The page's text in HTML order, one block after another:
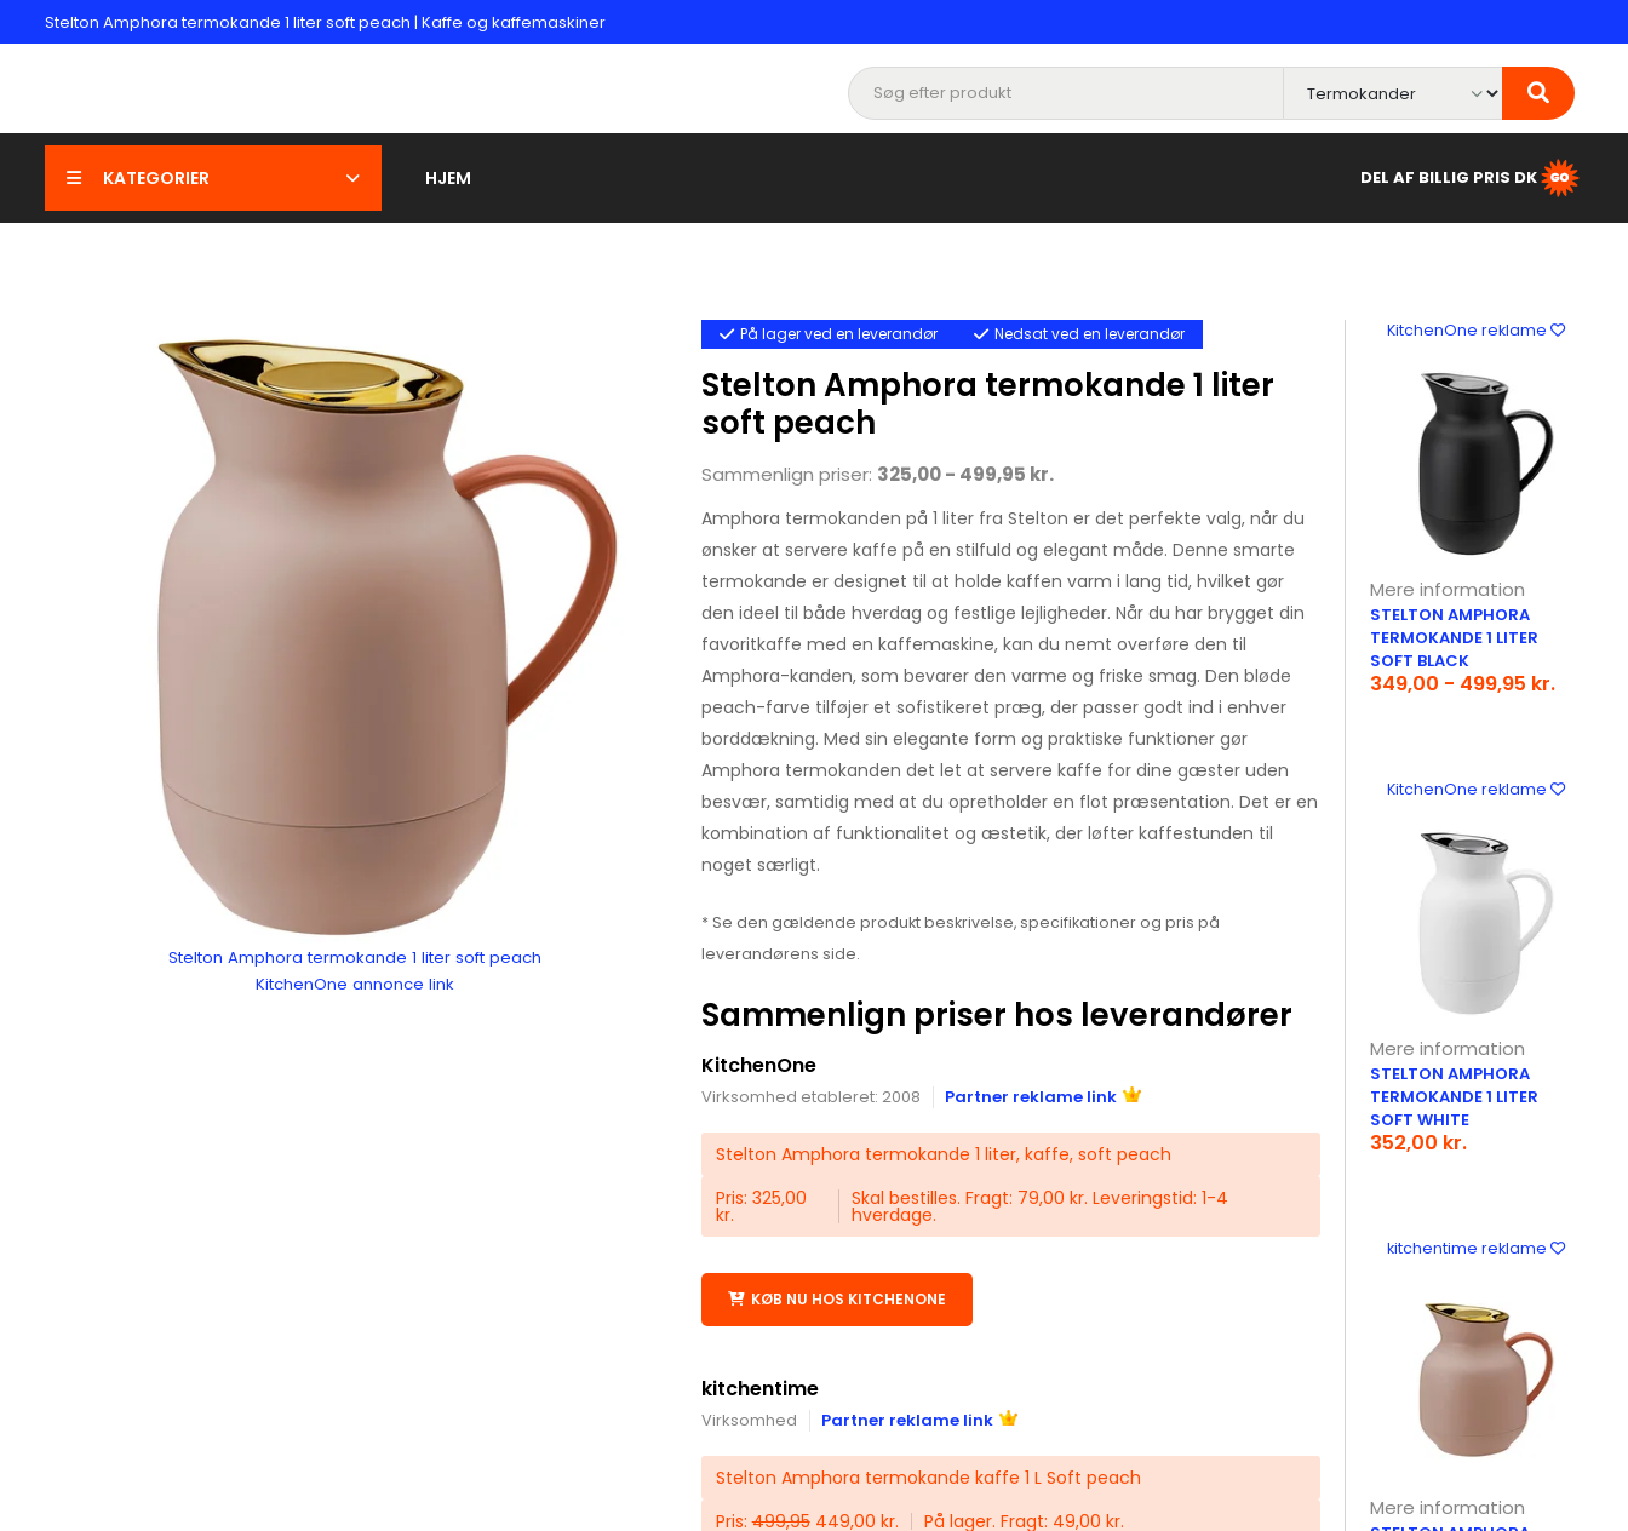
Stelton Amphora termokande 1 liter soft peach | Kaffe og kaffemaskiner
KATEGORIER HJEM DEL AF BILLIG PRIS DK
Stelton Amphora termokande 1 liter soft peach
KitchenOne annonce link
På lager ved en leverandør Nedsat ved en leverandør
Stelton Amphora termokande 1 liter
soft peach
Sammenlign priser: 325,00 - 499,95 kr.
Amphora termokanden på 1 liter fra Stelton er det perfekte valg, når du
ønsker at servere kaffe på en stilfuld og elegant måde. Denne smarte
termokande er designet til at holde kaffen varm i lang tid, hvilket gør
den ideel til både hverdag og festlige lejligheder. Når du har brygget din
favoritkaffe med en kaffemaskine, kan du nemt overføre den til
Amphora-kanden, som bevarer den varme og friske smag. Den bløde
peach-farve tilføjer et sofistikeret præg, der passer godt ind i enhver
borddækning. Med sin elegante form og praktiske funktioner gør
Amphora termokanden det let at servere kaffe for dine gæster uden
besvær, samtidig med at du opretholder en flot præsentation. Det er en
kombination af funktionalitet og æstetik, der løfter kaffestunden til
noget særligt.
* Se den gældende produkt beskrivelse, specifikationer og pris på
leverandørens side.
Sammenlign priser hos leverandører
KitchenOne
Virksomhed etableret: 2008 Partner reklame link
Stelton Amphora termokande 1 liter, kaffe, soft peach
Pris: 325,00
kr.
Skal bestilles. Fragt: 79,00 kr. Leveringstid: 1-4
hverdage.
KØB NU HOS KITCHENONE
kitchentime
Virksomhed Partner reklame link
Stelton Amphora termokande kaffe 1 L Soft peach
Pris:499,95449,00 kr. På lager. Fragt: 49,00 kr.
KitchenOne reklame
Mere information
STELTON AMPHORA
TERMOKANDE 1 LITER
SOFT BLACK
349,00 - 499,95 kr.
KitchenOne reklame
Mere information
STELTON AMPHORA
TERMOKANDE 1 LITER
SOFT WHITE
352,00 kr.
kitchentime reklame
Mere information